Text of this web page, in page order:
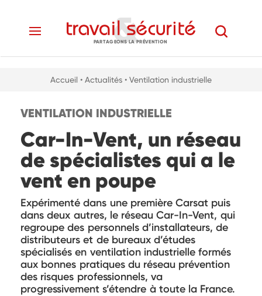
PARTAGEONS LA PRÉVENTION
Accueil • Actualités • Ventilation industrielle
VENTILATION INDUSTRIELLE
Car-In-Vent, un réseau
de spécialistes qui a le
vent en poupe
Expérimenté dans une première Carsat puis
dans deux autres, le réseau Car-In-Vent, qui
regroupe des personnels d’installateurs, de
distributeurs et de bureaux d’études
spécialisés en ventilation industrielle formés
aux bonnes pratiques du réseau prévention
des risques professionnels, va
progressivement s’étendre à toute la France.